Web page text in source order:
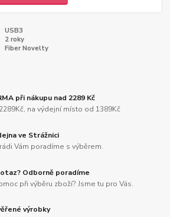
USB3
2 roky
Fiber Novelty
při nákupu nad 2289 Kč
na výdejní místo od 1389Kč
ve Strážnici
Vám poradíme s výběrem.
Odborně poradíme
při výběru zboží? Jsme tu pro Vás.
výrobky